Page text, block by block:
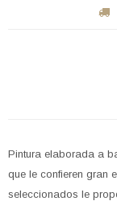
Pintura elaborada a
que le confieren gran
seleccionados le